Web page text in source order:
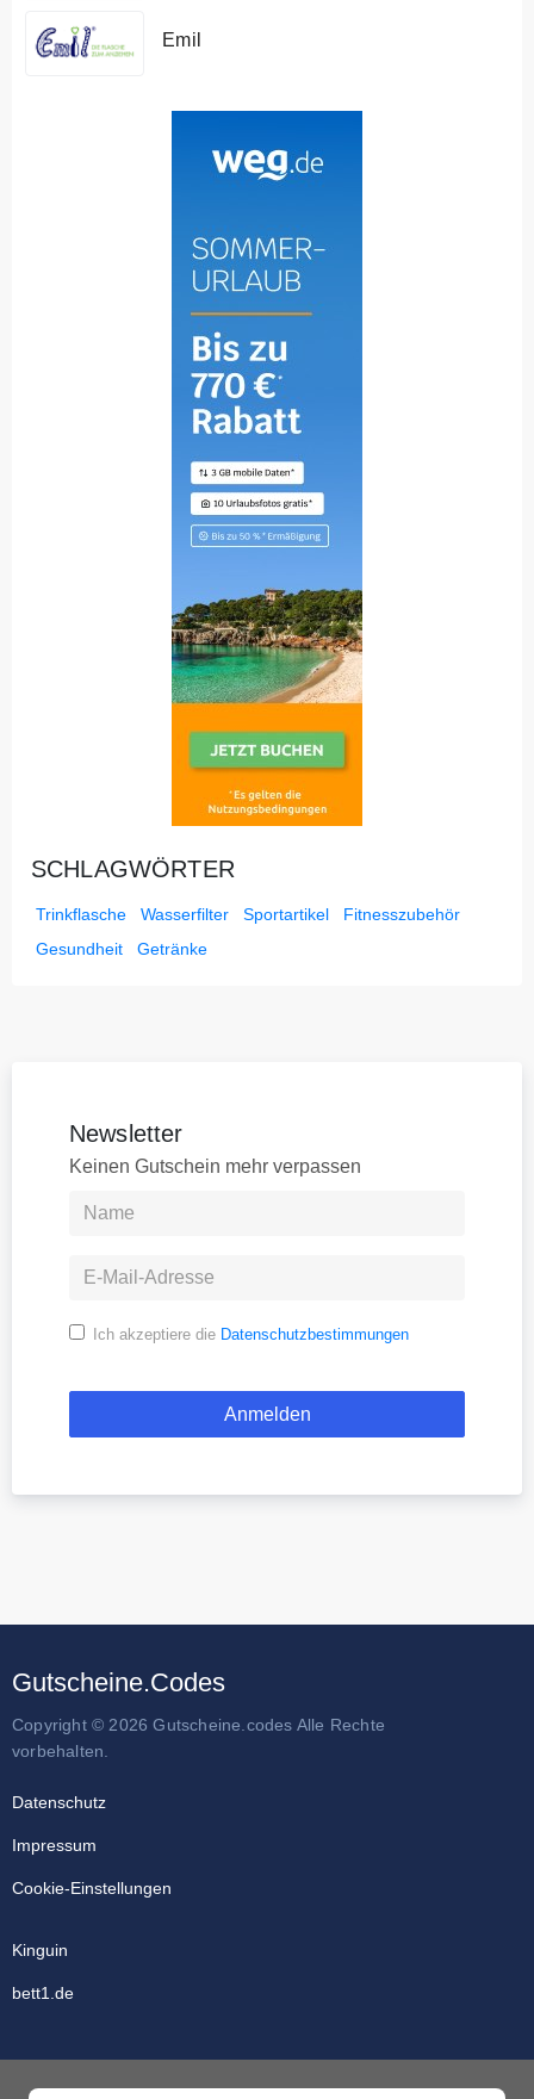
Emil
SCHLAGWÖRTER
Trinkflasche Wasserfilter Sportartikel
Fitnesszubehör
Gesundheit
Getränke
Newsletter
Keinen Gutschein mehr verpassen
Ich akzeptiere die Datenschutzbestimmungen
Gutscheine.Codes
Copyright © 2026 Gutscheine.codes Alle Rechte
vorbehalten.
Datenschutz
Impressum
Cookie-Einstellungen
Kinguin
bett1.de